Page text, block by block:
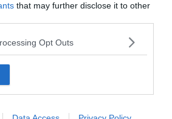
that may further disclose it to other
Opt Outs
dopo gli